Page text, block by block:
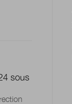
sous